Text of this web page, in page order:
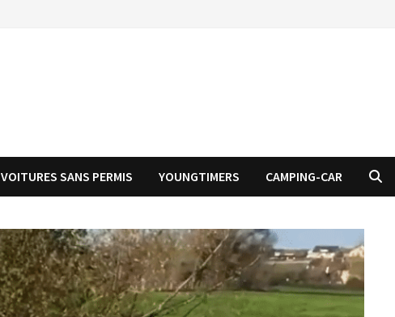
VOITURES SANS PERMIS YOUNGTIMERS CAMPING-CAR